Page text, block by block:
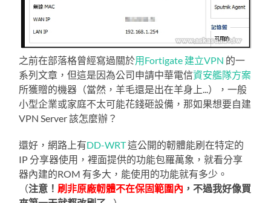
之前在部落格曾經寫過關於用Fortigate 建立VPN 的一
系列文章，但這是因為公司申請中華電信資安艦隊方案
所獲贈的機器（當然，羊毛還是出在羊身上...），一般
小型企業或家庭不太可能花錢砸設備，那如果想要自建
VPN Server 該怎麼辦？
還好，網路上有DD-WRT這公開的軔體能刷在特定的
IP 分享器使用，裡面提供的功能包羅萬象，就看分享
器內建的ROM 有多大，能使用的功能就有多少。
（注意！ 刷非原廠軔體不在保固範圍內 ，不過我好像買